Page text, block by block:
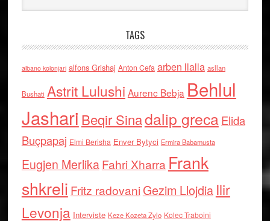
TAGS
albano kolonjari alfons Grishaj Anton Cefa arben llalla asllan
Bushati Astrit Lulushi Aurenc Bebja Behlul
Jashari Beqir Sinadalip grecaElida
Buçpapaj Elmi Berisha Enver Bytyci Ermira Babamusta
Eugjen MerlikaFahri Xharra Frank
shkreli Fritz radovaniGezim Llojdia Ilir
Levonja Interviste Keze Kozeta Zylo Kolec Traboini